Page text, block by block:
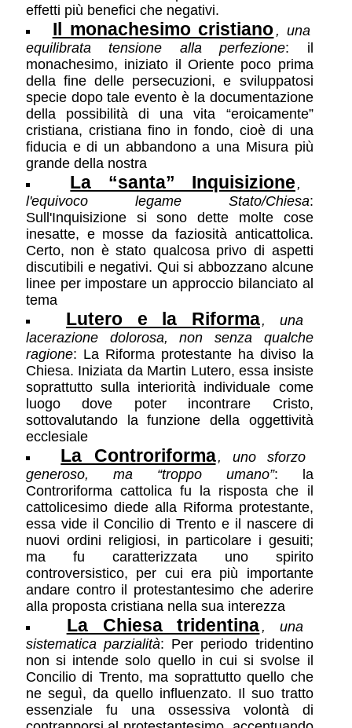
effetti più benefici che negativi.
Il monachesimo cristiano , una
equilibrata tensione alla perfezione: il
monachesimo, iniziato il Oriente poco prima
della fine delle persecuzioni, e sviluppatosi
specie dopo tale evento è la documentazione
della possibilità di una vita “eroicamente”
cristiana, cristiana fino in fondo, cioè di una
fiducia e di un abbandono a una Misura più
grande della nostra
La “santa” Inquisizione ,
l'equivoco legame Stato/Chiesa:
Sull'Inquisizione si sono dette molte cose
inesatte, e mosse da faziosità anticattolica.
Certo, non è stato qualcosa privo di aspetti
discutibili e negativi. Qui si abbozzano alcune
linee per impostare un approccio bilanciato al
tema
Lutero e la Riforma, una
lacerazione dolorosa, non senza qualche
ragione: La Riforma protestante ha diviso la
Chiesa. Iniziata da Martin Lutero, essa insiste
soprattutto sulla interiorità individuale come
luogo dove poter incontrare Cristo,
sottovalutando la funzione della oggettività
ecclesiale
La Controriforma, uno sforzo
generoso, ma “troppo umano”: la
Controriforma cattolica fu la risposta che il
cattolicesimo diede alla Riforma protestante,
essa vide il Concilio di Trento e il nascere di
nuovi ordini religiosi, in particolare i gesuiti;
ma fu caratterizzata uno spirito
controversistico, per cui era più importante
andare contro il protestantesimo che aderire
alla proposta cristiana nella sua interezza
La Chiesa tridentina , una
sistematica parzialità: Per periodo tridentino
non si intende solo quello in cui si svolse il
Concilio di Trento, ma soprattutto quello che
ne seguì, da quello influenzato. Il suo tratto
essenziale fu una ossessiva volontà di